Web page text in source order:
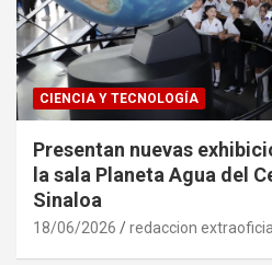
CIENCIA Y TECNOLOGÍA
Presentan nuevas
la sala Planeta Agua del
Sinaloa
18/06/2026 redaccion